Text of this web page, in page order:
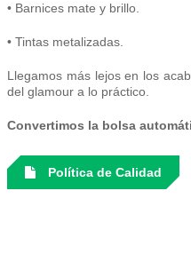
• Barnices mate y brillo.
• Tintas metalizadas.
Llegamos más lejos en los
del glamour a lo práctico.
Convertimos la bolsa
Política de Calidad